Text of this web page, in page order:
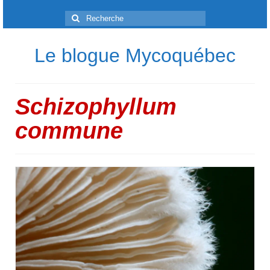
Rechercher
:
Le blogue Mycoquébec
Schizophyllum
commune